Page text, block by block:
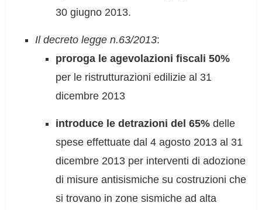
30 giugno 2013.
Il decreto legge n.63/2013:
proroga le agevolazioni fiscali 50%
per le ristrutturazioni edilizie al 31
dicembre 2013
introduce le detrazioni del 65%delle
spese effettuate dal 4 agosto 2013 al 31
dicembre 2013 per interventi di adozione
di misure antisismiche su costruzioni che
si trovano in zone sismiche ad alta